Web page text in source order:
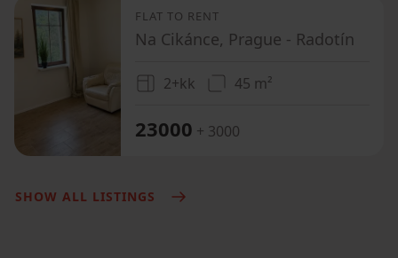
FLAT TO RENT
Na Cikánce, Prague - Radotín
2+kk 45 m²
23000 + 3000
SHOW ALL LISTINGS